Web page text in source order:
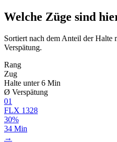
Welche Züge sind
Sortiert nach dem Anteil der Halte
Verspätung.
Rang
Zug
Halte unter 6 Min
Ø Verspätung
01
FLX 1328
30%
34 Min
→